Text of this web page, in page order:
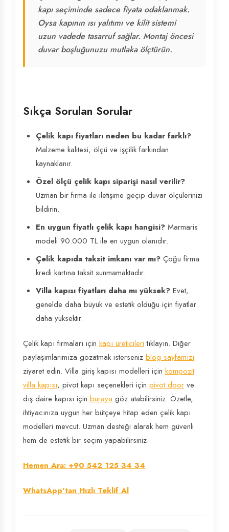
kapı seçiminde sadece fiyata odaklanmak.
Oysa kapının ısı yalıtımı ve kilit sistemi
uzun vadede tasarruf sağlar. Montaj öncesi
duvar boşluğunuzu mutlaka ölçtürün.
Sıkça Sorulan Sorular
Çelik kapı fiyatları neden bu kadar farklı?
Malzeme kalitesi, ölçü ve işçilik farkından
kaynaklanır.
Özel ölçü çelik kapı siparişi nasıl verilir?
Uzman bir firma ile iletişime geçip duvar ölçülerinizi
bildirin.
En uygun fiyatlı çelik kapı hangisi? Marmaris
modeli 90.000 TL ile en uygun olanıdır.
Çelik kapıda taksit imkanı var mı? Çoğu firma
kredi kartına taksit sunmamaktadır.
Villa kapısı fiyatları daha mı yüksek? Evet,
genelde daha büyük ve estetik olduğu için fiyatlar
daha yüksektir.
Çelik kapı firmaları için kapı üreticileri tıklayın. Diğer
paylaşımlarımıza gözatmak isterseniz blog sayfamızı
ziyaret edin. Villa giriş kapısı modelleri için kompozit
villa kapısı, pivot kapı seçenekleri için pivot door ve
dış daire kapısı için buraya göz atabilirsiniz. Özetle,
ihtiyacınıza uygun her bütçeye hitap eden çelik kapı
modelleri mevcut. Uzman desteği alarak hem güvenli
hem de estetik bir seçim yapabilirsiniz.
Hemen Ara: +90 542 125 34 34
WhatsApp'tan Hızlı Teklif Al